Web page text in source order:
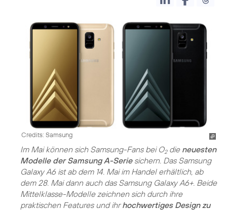
Credits: Samsung
Im Mai können sich Samsung-Fans bei O2die neuesten
Modelle der Samsung A-Seriesichern. Das Samsung
Galaxy A6 ist ab dem 14. Mai im Handel erhältlich, ab
dem 28. Mai dann auch das Samsung Galaxy A6+. Beide
Mittelklasse-Modelle zeichnen sich durch ihre
praktischen Features und ihrhochwertiges Design zu